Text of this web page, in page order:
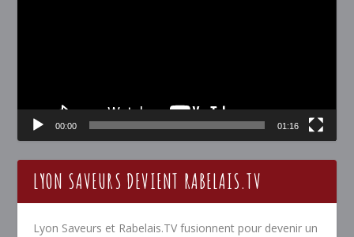
00:00 01:16
LYON SAVEURS DEVIENT RABELAIS.TV
Lyon Saveurs et Rabelais.TV fusionnent pour devenir un